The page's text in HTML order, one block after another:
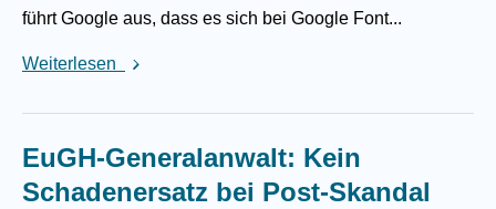
führt Google aus, dass es sich bei Google Font...
Weiterlesen
EuGH-Generalanwalt: Kein
Schadenersatz bei Post-Skandal